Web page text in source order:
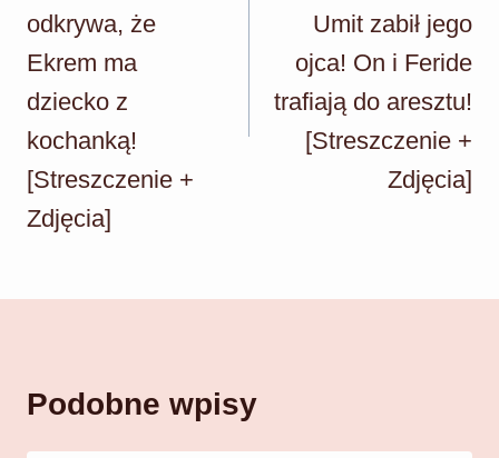
odkrywa, że
Ekrem ma
dziecko z
kochanką!
[Streszczenie +
Zdjęcia]
Umit zabił jego
ojca! On i Feride
trafiają do aresztu!
[Streszczenie +
Zdjęcia]
Podobne wpisy